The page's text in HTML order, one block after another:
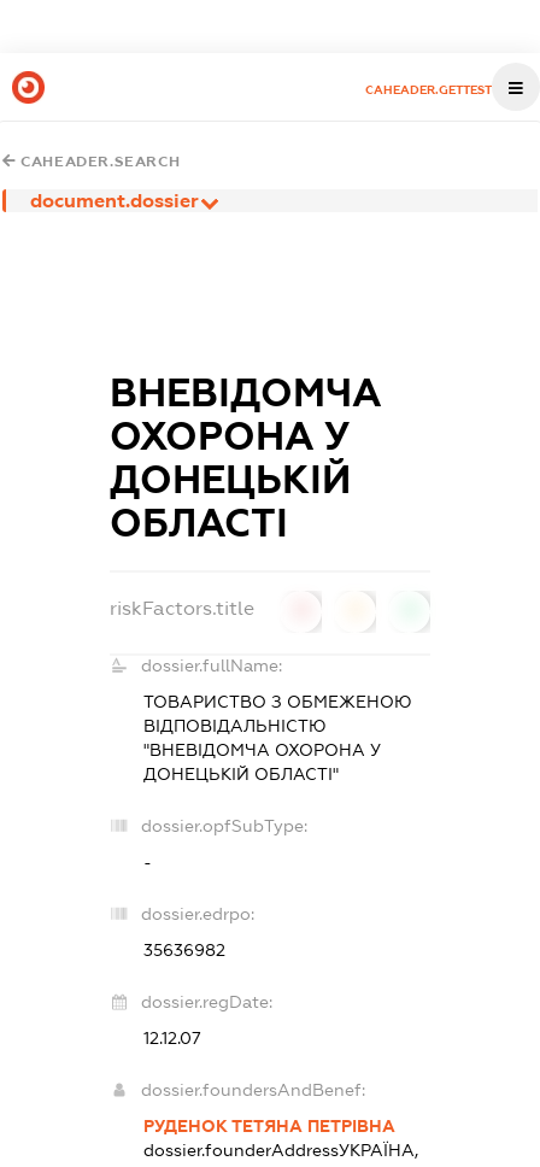
CAHEADER.GETTEST
CAHEADER.SEARCH
document.dossier
ВНЕВІДОМЧА
ОХОРОНА У
ДОНЕЦЬКІЙ
ОБЛАСТІ
riskFactors.title
dossier.fullName:
ТОВАРИСТВО З ОБМЕЖЕНОЮ
ВІДПОВІДАЛЬНІСТЮ
"ВНЕВІДОМЧА ОХОРОНА У
ДОНЕЦЬКІЙ ОБЛАСТІ"
dossier.opfSubType:
-
dossier.edrpo:
35636982
dossier.regDate:
12.12.07
dossier.foundersAndBenef:
РУДЕНОК ТЕТЯНА ПЕТРІВНА
dossier.founderAddressУКРАЇНА,